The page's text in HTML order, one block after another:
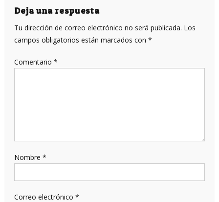
entradas
Deja una respuesta
Tu dirección de correo electrónico no será publicada. Los
campos obligatorios están marcados con *
Comentario *
Nombre *
Correo electrónico *